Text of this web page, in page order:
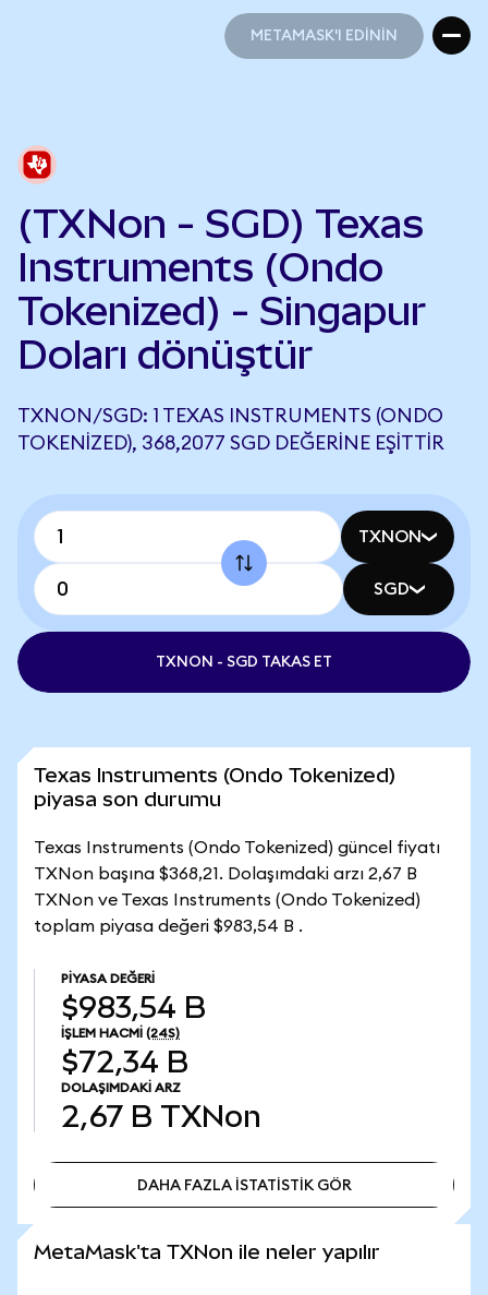
METAMASK'I EDİNİN
(TXNon - SGD) Texas
Instruments (Ondo
Tokenized) - Singapur
Doları dönüştür
TXNON/SGD: 1 TEXAS INSTRUMENTS (ONDO
TOKENIZED), 368,2077 SGD DEĞERINE EŞITTIR
TXNON
SGD
TXNON - SGD TAKAS ET
Texas Instruments (Ondo Tokenized)
piyasa son durumu
Texas Instruments (Ondo Tokenized) güncel fiyatı
TXNon başına $368,21. Dolaşımdaki arzı 2,67 B
TXNon ve Texas Instruments (Ondo Tokenized)
toplam piyasa değeri $983,54 B .
PIYASA DEĞERI
$983,54 B
İŞLEM HACMI (24S)
$72,34 B
DOLAŞIMDAKI ARZ
2,67 B TXNon
DAHA FAZLA İSTATİSTİK GÖR
MetaMask'ta TXNon ile neler yapılır